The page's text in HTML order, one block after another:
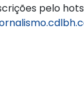
pelo